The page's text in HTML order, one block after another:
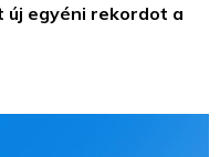
új egyéni rekordot a